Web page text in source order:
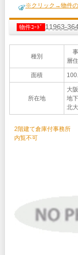
※クリック→物件
物件ｺｰﾄﾞ 11963-
種別
事
層
面積
所在地
大
地
北
2階建て倉庫付事務
内覧不可